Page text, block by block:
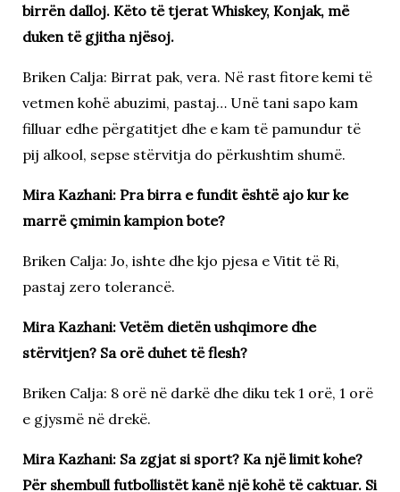
birrën dalloj. Këto të tjerat Whiskey, Konjak, më
duken të gjitha njësoj.
Briken Calja: Birrat pak, vera. Në rast fitore kemi të
vetmen kohë abuzimi, pastaj… Unë tani sapo kam
filluar edhe përgatitjet dhe e kam të pamundur të
pij alkool, sepse stërvitja do përkushtim shumë.
Mira Kazhani: Pra birra e fundit është ajo kur ke
marrë çmimin kampion bote?
Briken Calja: Jo, ishte dhe kjo pjesa e Vitit të Ri,
pastaj zero tolerancë.
Mira Kazhani: Vetëm dietën ushqimore dhe
stërvitjen? Sa orë duhet të flesh?
Briken Calja: 8 orë në darkë dhe diku tek 1 orë, 1 orë
e gjysmë në drekë.
Mira Kazhani: Sa zgjat si sport? Ka një limit kohe?
Për shembull futbollistët kanë një kohë të caktuar. Si